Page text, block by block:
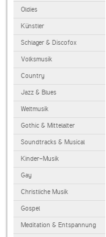
Oldies
Künstler
Schlager & Discofox
Volksmusik
Country
Jazz & Blues
Weltmusik
Gothic & Mittelalter
Soundtracks & Musical
Kinder-Musik
Gay
Christliche Musik
Gospel
Meditation & Entspannung